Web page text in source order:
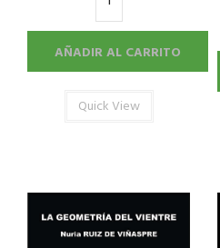
AÑADIR AL CARRITO
Quick View